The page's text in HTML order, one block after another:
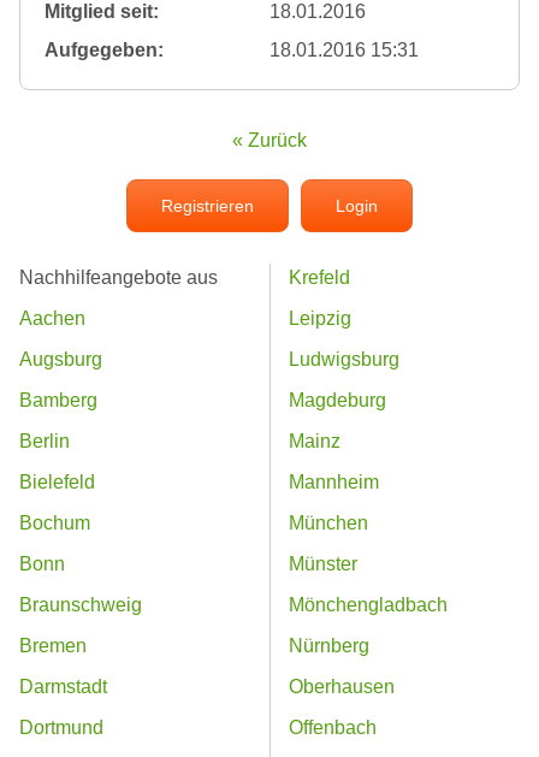
Mitglied seit:
18.01.2016
Aufgegeben:
18.01.2016 15:31
« Zurück
Registrieren Login
Nachhilfeangebote aus
Aachen
Augsburg
Bamberg
Berlin
Bielefeld
Bochum
Bonn
Braunschweig
Bremen
Darmstadt
Dortmund
Krefeld
Leipzig
Ludwigsburg
Magdeburg
Mainz
Mannheim
München
Münster
Mönchengladbach
Nürnberg
Oberhausen
Offenbach